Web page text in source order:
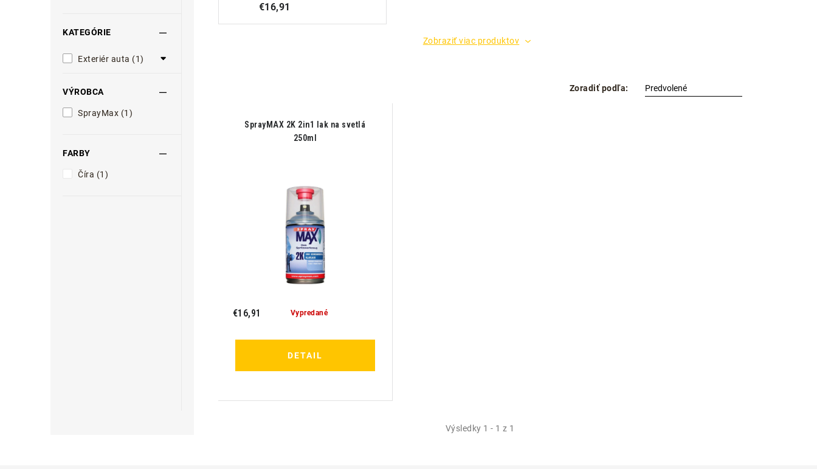
KATEGÓRIE
Exteriér auta (1)
VÝROBCA
SprayMax (1)
FARBY
Číra (1)
€16,91
Zobraziť viac produktov
Zoradiť podľa:
SprayMAX 2K 2in1 lak na svetlá
250ml
Vypredané
€16,91
DETAIL
Výsledky 1 - 1 z 1